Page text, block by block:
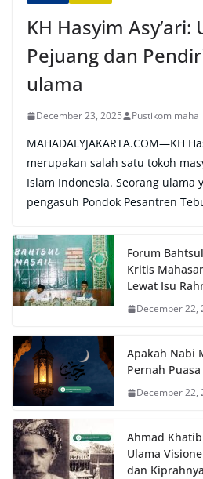
KH Hasyim Asy’ari:
Pejuang dan
ulama
December 23, 2025 Pustikom maha
MAHADALYJAKARTA.COM—KH
merupakan salah satu tokoh
Islam Indonesia. Seorang ulama
pengasuh Pondok Pesantren
Forum
Kritis
Lewat Isu
December 22,
Apakah Nabi
Pernah Puasa
December 22,
Ahmad
Ulama
dan